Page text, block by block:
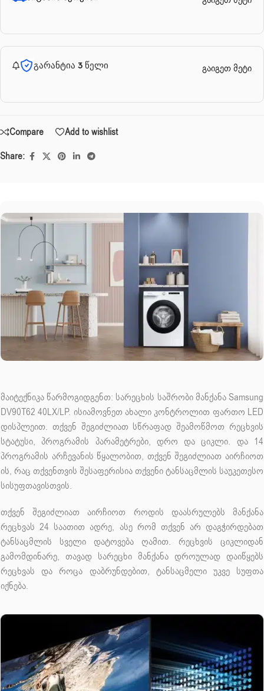
გარანტია 3 წელი გაიგეთ მეტი
Compare
Add to wishlist
Share:
მაიტექნიკა წარმოგიდგენთ: სარეცხის საშრობი მანქანა Samsung
DV90T62 40LX/LP. ისიამოვნეთ ახალი კონტროლით ფართო LED
დისპლეით. თქვენ შეგიძლიათ სწრაფად შეამოწმოთ რეცხვის
სტატუსი, პროგრამის პარამეტრები, დრო და ციკლი. და 14
პროგრამის არჩევანის წყალობით, თქვენ შეგიძლიათ აირჩიოთ
ის, რაც თქვენთვის შესაფერისია თქვენი ტანსაცმლის საუკეთესო
სისუფთავისთვის.
თქვენ შეგიძლიათ აირჩიოთ როდის დაასრულებს მანქანა
რეცხვას 24 საათით ადრე, ასე რომ თქვენ არ დაგჭირდებათ
ტანსაცმლის სველი დატოვება ღამით. რეცხვის ციკლიდან
გამომდინარე, თავად სარეცხი მანქანა დროულად დაიწყებს
რეცხვას და როცა დაბრუნდებით, ტანსაცმელი უკვე სუფთა
იქნება.